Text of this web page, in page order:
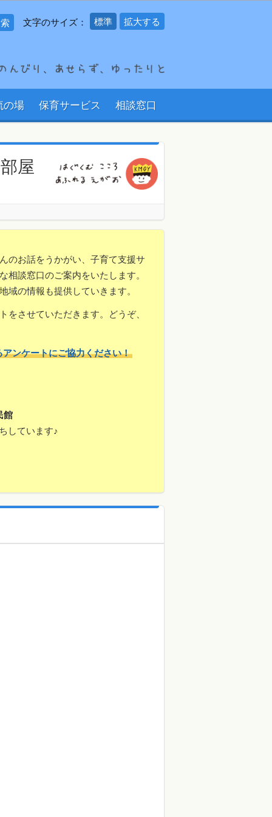
文字のサイズ： 標準 拡大する
の場 保育サービス 相談窓口
屋
のお話をうかがい、子育て支援サ
相談窓口のご案内をいたします。
域の情報も提供していきます。
をさせていただきます。どうぞ、
ンケートにご協力ください！
館
しています♪